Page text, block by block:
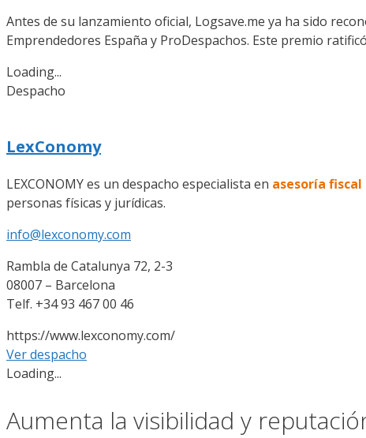
Antes de su lanzamiento oficial, Logsave.me ya ha sido
Emprendedores España y ProDespachos. Este premio
Loading...
Despacho
LexConomy
LEXCONOMY es un despacho especialista en asesoría
personas físicas y jurídicas.
info@lexconomy.com
Rambla de Catalunya 72, 2-3
08007 – Barcelona
Telf. +34 93 467 00 46
https://www.lexconomy.com/
Ver despacho
Loading...
Aumenta la visibilidad y